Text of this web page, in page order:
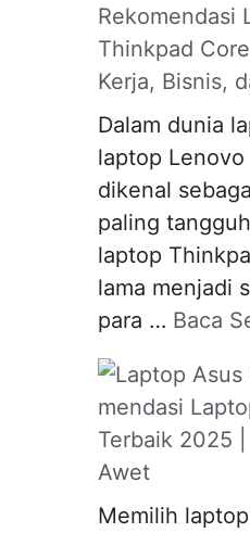
Rekomendasi
Thinkpad
Kerja, Bisnis,
Dalam dunia
laptop
dikenal
paling
laptop
lama menjadi
para … Baca
mendasi
Terbaik 2025
Awet
Memilih